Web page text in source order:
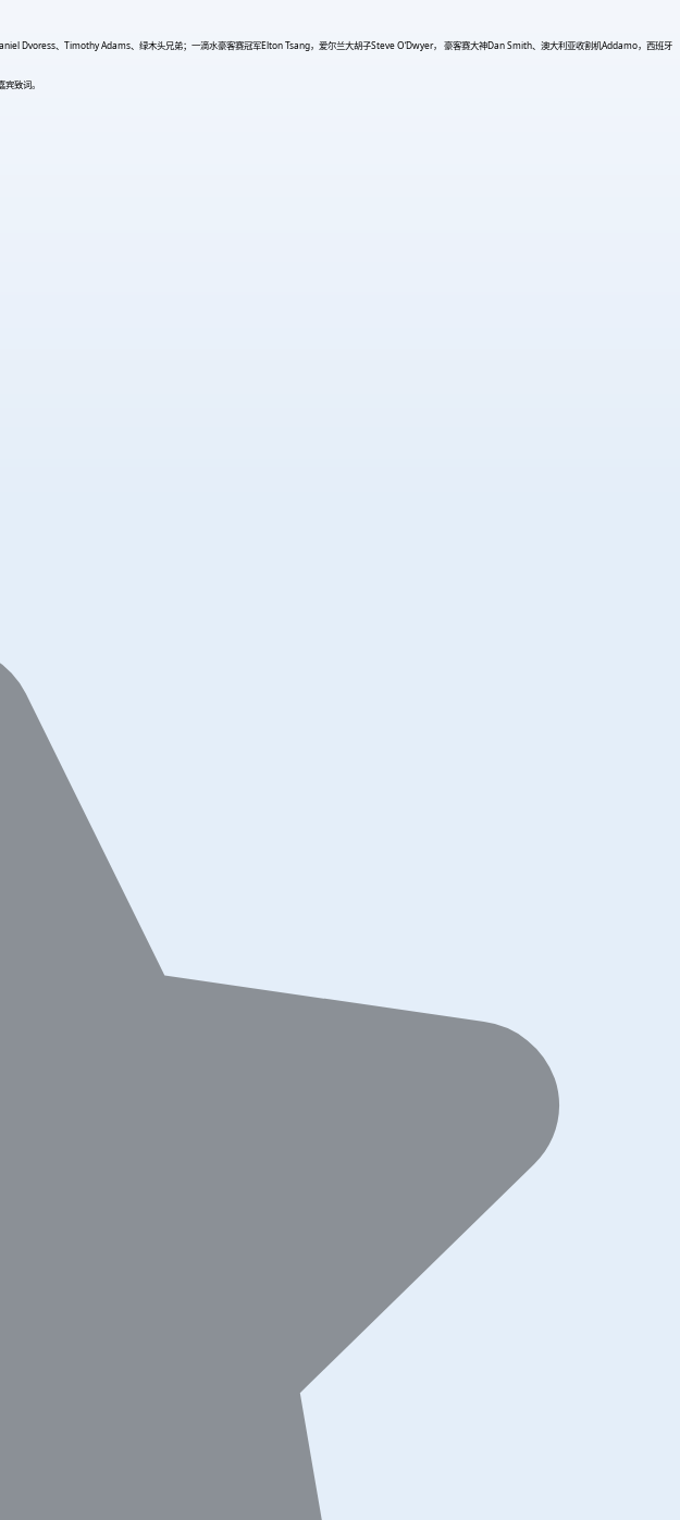
Dvoress、Timothy Adams、绿木头兄弟；一滴水豪客赛冠军Elton Tsang，爱尔兰大胡子Steve O‘Dwyer， 豪客赛大神Dan Smith、澳大利亚收割机Addamo，西班牙
致词。